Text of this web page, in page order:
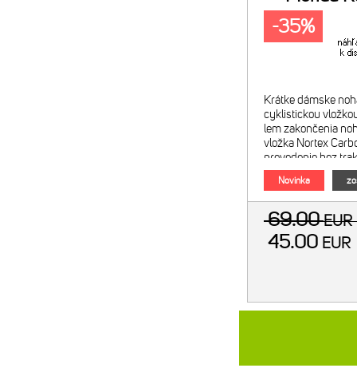
Krátke dámske
cyklistickou
lem zakončenia
vložka Nortex
prevedenie bez
polyamid, 20%
Obrázky sú
Novinka
-35%
69.00
45.00 EUR